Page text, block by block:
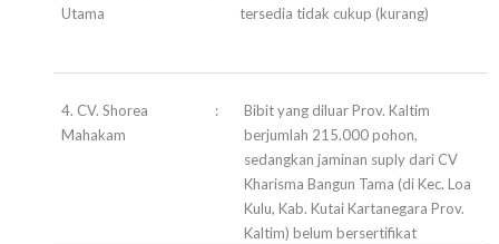
Utama
tersedia tidak cukup (kurang)
4. CV. Shorea
Mahakam
:
Bibit yang diluar Prov. Kaltim
berjumlah 215.000 pohon,
sedangkan jaminan suply dari CV
Kharisma Bangun Tama (di Kec. Loa
Kulu, Kab. Kutai Kartanegara Prov.
Kaltim) belum bersertifikat